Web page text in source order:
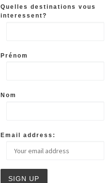
Quelles destinations vous
interessent?
Prénom
Nom
Email address: